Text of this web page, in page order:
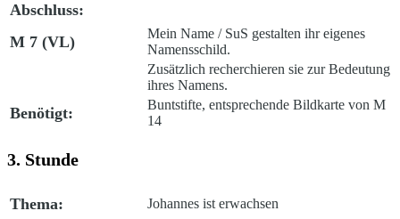
Abschluss:
M 7 (VL)
Mein Name / SuS gestalten ihr eigenes
Namensschild.
Zusätzlich recherchieren sie zur Bedeutung
ihres Namens.
Benötigt:
Buntstifte, entsprechende Bildkarte von M
14
3. Stunde
Thema: Johannes ist erwachsen